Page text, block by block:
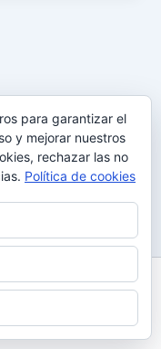
Uy Perdón
para garantizar el
y mejorar nuestros
rechazar las no
Política de cookies